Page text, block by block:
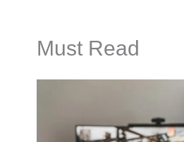
Must Read